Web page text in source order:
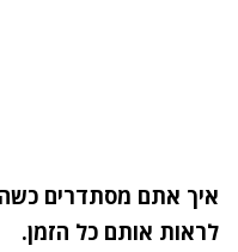
איך אתם מסתדרים
לראות אותם כל הזמן.